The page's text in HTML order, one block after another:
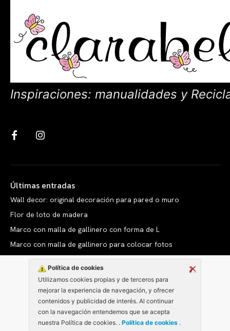
Política de cookies
Utilizamos cookies propias y de terceros para
mejorar la experiencia de navegación, y ofrecer
contenidos y publicidad de interés. Al continuar
con la navegación entendemos que se acepta
nuestra Política de cookies. . Política de cookies .
Inspiraciones: manualidades y
Últimas entradas
Wall decor: original decoración para pared o muro
Flor de loto de madera
Marco con malla de gallinero con forma de L
Marco con malla de gallinero para colocar fotos
Copyright © clarabelen.com